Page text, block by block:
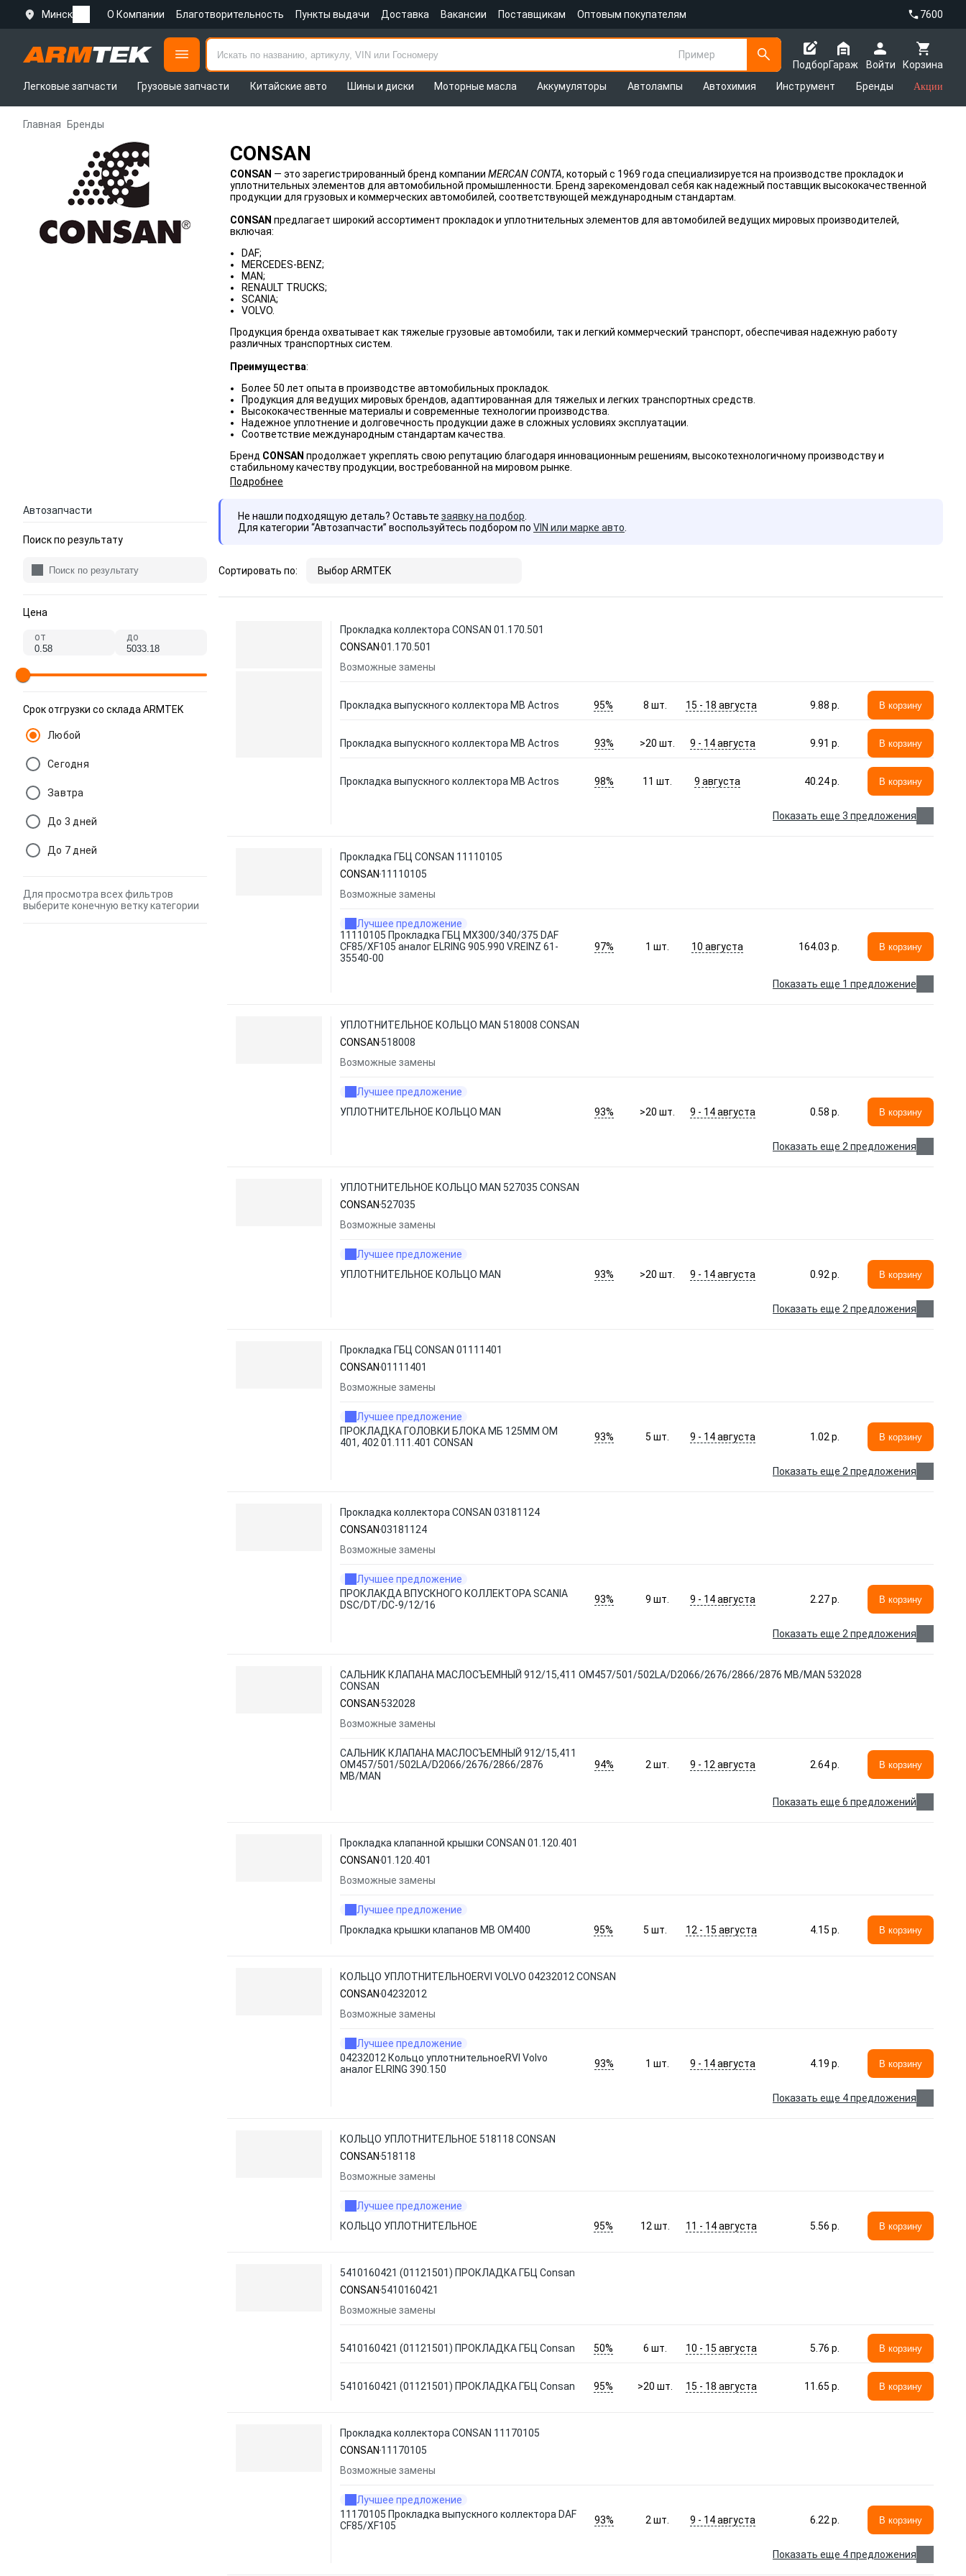
Минск О Компании Благотворительность Пункты выдачи Доставка Вакансии Поставщикам Оптовым покупателям 7600
Пример
Подбор
Корзина
Гараж
Войти
Легковые запчасти
Грузовые запчасти Китайские авто Шины и диски Моторные масла Аккумуляторы Автолампы Автохимия Инструмент Бренды Акции
Главная Бренды
CONSAN
CONSAN — это зарегистрированный бренд компании MERCAN CONTA, который с 1969 года специализируется на производстве прокладок и
уплотнительных элементов для автомобильной промышленности. Бренд зарекомендовал себя как надежный поставщик высококачественной
продукции для грузовых и коммерческих автомобилей, соответствующей международным стандартам.
CONSAN предлагает широкий ассортимент прокладок и уплотнительных элементов для автомобилей ведущих мировых производителей,
включая:
DAF;
MERCEDES-BENZ;
MAN;
RENAULT TRUCKS;
SCANIA;
VOLVO.
Продукция бренда охватывает как тяжелые грузовые автомобили, так и легкий коммерческий транспорт, обеспечивая надежную работу
различных транспортных систем.
Преимущества:
Более 50 лет опыта в производстве автомобильных прокладок.
Продукция для ведущих мировых брендов, адаптированная для тяжелых и легких транспортных средств.
Высококачественные материалы и современные технологии производства.
Надежное уплотнение и долговечность продукции даже в сложных условиях эксплуатации.
Соответствие международным стандартам качества.
Бренд CONSAN продолжает укреплять свою репутацию благодаря инновационным решениям, высокотехнологичному производству и
стабильному качеству продукции, востребованной на мировом рынке.
Подробнее
Автозапчасти
Поиск по результату
Цена
от до
Срок отгрузки со склада ARMTEK
Любой
Сегодня
Завтра
До 3 дней
До 7 дней
Для просмотра всех фильтров
выберите конечную ветку категории
Не нашли подходящую деталь? Оставьте заявку на подбор
Для категории “Автозапчасти” воспользуйтесь подбором по VIN или марке авто
Сортировать по: Выбор ARMTEK
Прокладка коллектора CONSAN 01.170.501
CONSAN 01.170.501
Возможные замены
Прокладка выпускного коллектора MB Actros 95% 8 шт. 15 - 18 августа 9.88 p. В корзину
Прокладка выпускного коллектора MB Actros 93% >20шт. 9 - 14 августа 9.91 p. В корзину
Прокладка выпускного коллектора MB Actros 98% 11шт. 9 августа 40.24 p. В корзину
Показать еще 3 предложения
Прокладка ГБЦ CONSAN 11110105
CONSAN 11110105
Возможные замены
Лучшее предложение
11110105 Прокладка ГБЦ MX300/340/375 DAF
CF85/XF105 аналог ELRING 905.990 V.REINZ 61-
35540-00
97% 1шт. 10 августа 164.03 p. В корзину
Показать еще 1 предложение
УПЛОТНИТЕЛЬНОЕ КОЛЬЦО MAN 518008 CONSAN
CONSAN 518008
Возможные замены
Лучшее предложение
УПЛОТНИТЕЛЬНОЕ КОЛЬЦО MAN
93% >20шт. 9 - 14 августа 0.58 p. В корзину
Показать еще 2 предложения
УПЛОТНИТЕЛЬНОЕ КОЛЬЦО MAN 527035 CONSAN
CONSAN 527035
Возможные замены
Лучшее предложение
УПЛОТНИТЕЛЬНОЕ КОЛЬЦО MAN
93% >20шт. 9 - 14 августа 0.92 p. В корзину
Показать еще 2 предложения
Прокладка ГБЦ CONSAN 01111401
CONSAN 01111401
Возможные замены
Лучшее предложение
ПРОКЛАДКА ГОЛОВКИ БЛОКА МБ 125ММ ОМ
401, 402 01.111.401 CONSAN
93% 5шт. 9 - 14 августа 1.02 p. В корзину
Показать еще 2 предложения
Прокладка коллектора CONSAN 03181124
CONSAN 03181124
Возможные замены
Лучшее предложение
ПРОКЛАКДА ВПУСКНОГО КОЛЛЕКТОРА SCANIA
DSC/DT/DC-9/12/16
93% 9шт. 9 - 14 августа 2.27 p. В корзину
Показать еще 2 предложения
САЛЬНИК КЛАПАНА МАСЛОСЪЕМНЫЙ 912/15,411 OM457/501/502LA/D2066/2676/2866/2876 MB/MAN 532028
CONSAN
CONSAN 532028
Возможные замены
САЛЬНИК КЛАПАНА МАСЛОСЪЕМНЫЙ 912/15,411
OM457/501/502LA/D2066/2676/2866/2876
MB/MAN
94% 2шт. 9 - 12 августа 2.64 p. В корзину
Показать еще 6 предложений
Прокладка клапанной крышки CONSAN 01.120.401
CONSAN 01.120.401
Возможные замены
Лучшее предложение
Прокладка крышки клапанов MB OM400
95% 5 шт. 12 - 15 августа 4.15 p. В корзину
КОЛЬЦО УПЛОТНИТЕЛЬНОЕRVI VOLVO 04232012 CONSAN
CONSAN 04232012
Возможные замены
Лучшее предложение
04232012 Кольцо уплотнительноеRVI Volvo
аналог ELRING 390.150
93% 1шт. 9 - 14 августа 4.19 p. В корзину
Показать еще 4 предложения
КОЛЬЦО УПЛОТНИТЕЛЬНОЕ 518118 CONSAN
CONSAN 518118
Возможные замены
Лучшее предложение
КОЛЬЦО УПЛОТНИТЕЛЬНОЕ
95% 12 шт. 11 - 14 августа 5.56 p. В корзину
5410160421 (01121501) ПРОКЛАДКА ГБЦ Consan
CONSAN 5410160421
Возможные замены
5410160421 (01121501) ПРОКЛАДКА ГБЦ Consan 50% 6 шт. 10 - 15 августа 5.76 p. В корзину
5410160421 (01121501) ПРОКЛАДКА ГБЦ Consan 95% >20 шт. 15 - 18 августа 11.65 p. В корзину
Прокладка коллектора CONSAN 11170105
CONSAN 11170105
Возможные замены
Лучшее предложение
11170105 Прокладка выпускного коллектора DAF
CF85/XF105
93% 2шт. 9 - 14 августа 6.22 p. В корзину
Показать еще 4 предложения